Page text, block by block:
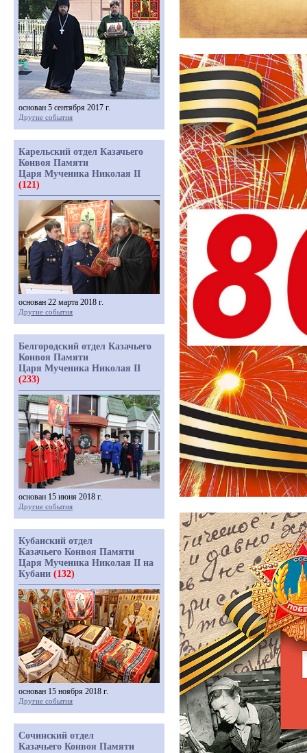
основан 5 сентября 2017 г.
Другие события
Карельский отдел Казачьего
Конвоя Памяти
Царя Мученика Николая II
(121)
основан 22 марта 2018 г.
Другие события
Белгородский отдел Казачьего
Конвоя Памяти
Царя Мученика Николая II
(233)
основан 15 июня 2018 г.
Другие события
Кубанский отдел
Казачьего Конвоя Памяти
Царя Мученика Николая II на
Кубани (132)
основан 15 ноября 2018 г.
Другие события
Сочинский отдел
Казачьего Конвоя Памяти